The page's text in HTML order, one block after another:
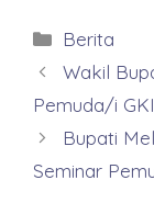
Kategori
Berita
Wakil
Pemuda/i
Bupati
Seminar